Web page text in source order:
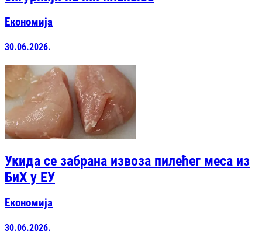
Економија
30.06.2026.
Укида се забрана извоза пилећег меса из
БиХ у ЕУ
Економија
30.06.2026.